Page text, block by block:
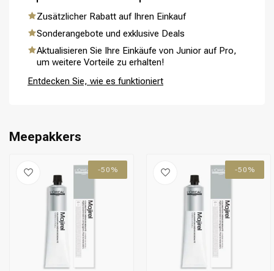
Umformung CombiDeals
Zusätzlicher Rabatt auf Ihren Einkauf
Sonderangebote und exklusive Deals
Aktualisieren Sie Ihre Einkäufe von Junior auf Pro,
um weitere Vorteile zu erhalten!
Entdecken Sie, wie es funktioniert
Meepakkers
-50% -50%